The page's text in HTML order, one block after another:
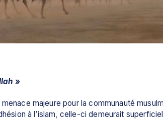
»
majeure pour la communauté
à l’islam, celle-ci demeurait